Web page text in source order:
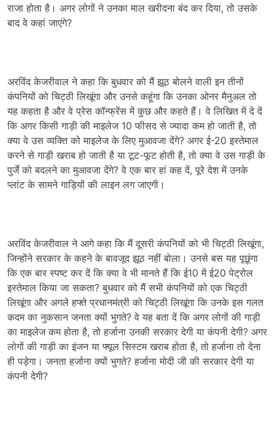
राजा होता है। अगर लोगों ने उनका माल खरीदना बंद कर दिया, तो उसके
बाद वे कहां जाएंगे?
अरविंद केजरीवाल ने कहा कि बुधवार को मैं झूठ बोलने वाली इन तीनों
कंपनियों को चिट्ठी लिखूंगा और उनसे कहूंगा कि उनका ओनर मैनुअल तो
यह कहता है और वे प्रेस कॉन्फ्रेंस में कुछ और कहते हैं। वे लिखित में दे दें
कि अगर किसी गाड़ी की माइलेज 10 फीसद से ज्यादा कम हो जाती है, तो
क्या वे उस व्यक्ति को माइलेज के लिए मुआवजा देंगे? अगर ई-20 इस्तेमाल
करने से गाड़ी खराब हो जाती है या टूट-फूट होती है, तो क्या वे उस गाड़ी के
पुर्जे को बदलने का मुआवजा देंगे? वे एक बार हां कह दें, पूरे देश में उनके
प्लांट के सामने गाड़ियों की लाइन लग जाएगी।
अरविंद केजरीवाल ने आगे कहा कि मैं दूसरी कंपनियों को भी चिट्ठी लिखूंगा,
जिन्होंने सरकार के कहने के बावजूद झूठ नहीं बोला। उनसे बस यह पूछूंगा
कि एक बार स्पष्ट कर दें कि क्या वे भी मानते हैं कि ई10 में ई20 पेट्रोल
इस्तेमाल किया जा सकता? बुधवार को मैं सभी कंपनियों को एक चिट्ठी
लिखूंगा और अगले हफ्ते प्रधानमंत्री को चिट्ठी लिखूंगा कि उनके इस गलत
कदम का नुकसान जनता क्यों भुगते? वे यह बता दें कि अगर लोगों की गाड़ी
का माइलेज कम होता है, तो हर्जाना उनकी सरकार देगी या कंपनी देगी? अगर
लोगों की गाड़ी का इंजन या फ्यूल सिस्टम खराब होता है, तो हर्जाना तो देना
ही पड़ेगा। जनता हर्जाना क्यों भुगते? हर्जाना मोदी जी की सरकार देगी या
कंपनी देगी?